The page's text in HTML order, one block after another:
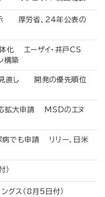
示 厚労省、24年公表の
化 エーザイ・井戸CS
構築
見直し 開発の優先順位
拡大申請 MSDのエヌ
でも申請 リリー、日米
付）
ングス（8月5日付）